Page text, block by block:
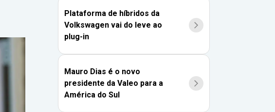
Plataforma de híbridos da
Volkswagen vai do leve ao
plug-in
Mauro Dias é o novo
presidente da Valeo para a
América do Sul